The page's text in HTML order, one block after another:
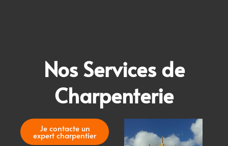
Nos Services de
Charpenterie
Je contacte un
expert charpentier